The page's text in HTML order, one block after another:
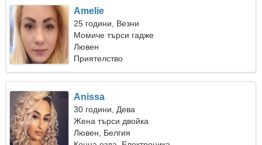
Amelie
25 години, Везни
Момиче търси гадже
Лювен
Приятелство
Anissa
30 години, Дева
Жена търси двойка
Лювен, Белгия